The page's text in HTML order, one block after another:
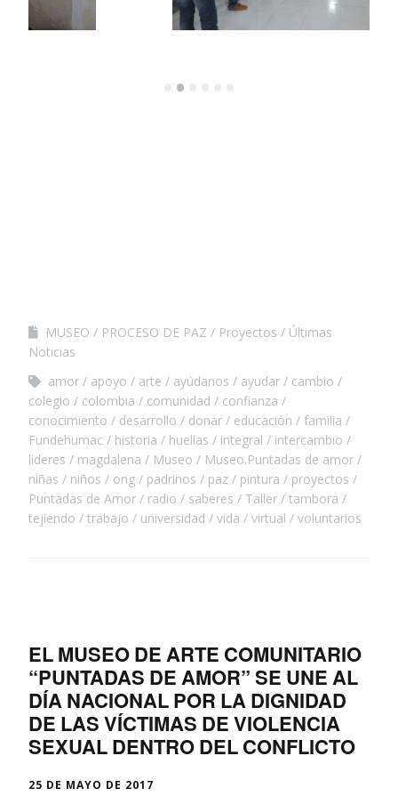
•
MUSEO PROCESO DE PAZ Proyectos
Últimas
Noticias
amor
apoyo arte ayúdanos ayudar
cambio
colegio
colombia comunidad
confianza
conocimiento
desarrollo donar educación
familia
Fundehumac
historia huellas integral
intercambio
lideres
magdalena Museo
Museo.Puntadas de amor
niñas
niños ong padrinos paz pintura
proyectos
Puntadas de Amor
radio saberes Taller
tambora
tejiendo
trabajo universidad vida virtual voluntarios
EL MUSEO DE ARTE COMUNITARIO
“PUNTADAS DE AMOR” SE UNE AL
DÍA NACIONAL POR LA DIGNIDAD
DE LAS VÍCTIMAS DE VIOLENCIA
SEXUAL DENTRO DEL CONFLICTO
25 DE MAYO DE 2017